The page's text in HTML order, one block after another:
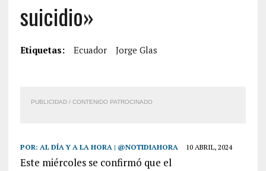
suicidio»
Etiquetas: Ecuador Jorge Glas
PUBLICIDAD / CONTENIDO PATROCINADO
POR: AL DÍA Y A LA HORA | @NOTIDIAHORA 10 ABRIL, 2024
Este miércoles se confirmó que el